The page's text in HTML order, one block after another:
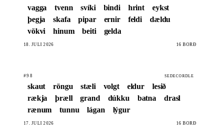
vagga tvenn svíki bindi hrint
eykst
þegja
skafa pipar ernir feldi
dældu
vökvi
hinum beiti gelda
18. JÚLÍ 2026 16 BORÐ
#98 SEDECORDLE
skaut röngu stæli volgt eldur
lesið
rækja
þræll grand dúkku batna
drasl
rænum
tunnu lágan lýgur
17. JÚLÍ 2026 16 BORÐ